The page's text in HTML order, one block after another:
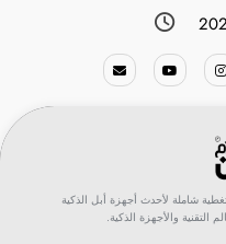
شاملة لأحدث أجهزة أبل الذكية
التقنية والأجهزة الذكية.